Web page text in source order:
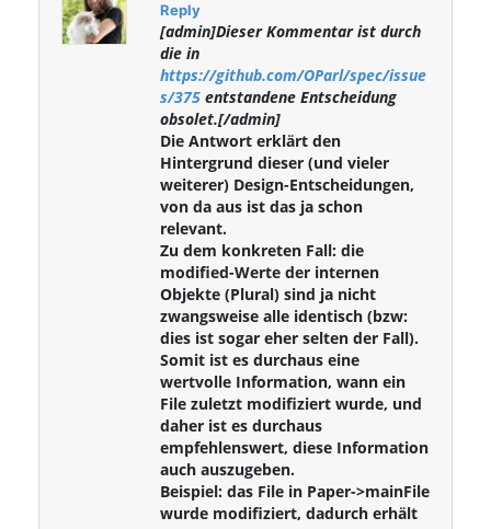
Reply
[admin]Dieser Kommentar ist durch
die in
https://github.com/OParl/spec/issue
s/375 entstandene Entscheidung
obsolet.[/admin]
Die Antwort erklärt den
Hintergrund dieser (und vieler
weiterer) Design-Entscheidungen,
von da aus ist das ja schon
relevant.
Zu dem konkreten Fall: die
modified-Werte der internen
Objekte (Plural) sind ja nicht
zwangsweise alle identisch (bzw:
dies ist sogar eher selten der Fall).
Somit ist es durchaus eine
wertvolle Information, wann ein
File zuletzt modifiziert wurde, und
daher ist es durchaus
empfehlenswert, diese Information
auch auszugeben.
Beispiel: das File in Paper->mainFile
wurde modifiziert, dadurch erhält